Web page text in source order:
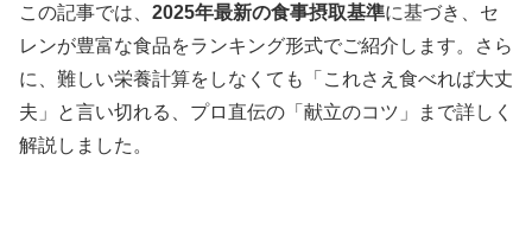
この記事では、 2025年最新の食事摂取基準に基づき、セ
レンが豊富な食品をランキング形式でご紹介します。さら
に、難しい栄養計算をしなくても「これさえ食べれば大丈
夫」と言い切れる、プロ直伝の「献立のコツ」まで詳しく
解説しました。